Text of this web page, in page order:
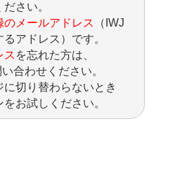
さい。
のメールアドレス
（IWJ
アドレス）です。
ス を忘れた方は、
合わせください。
切り替わらないとき
お試しください。